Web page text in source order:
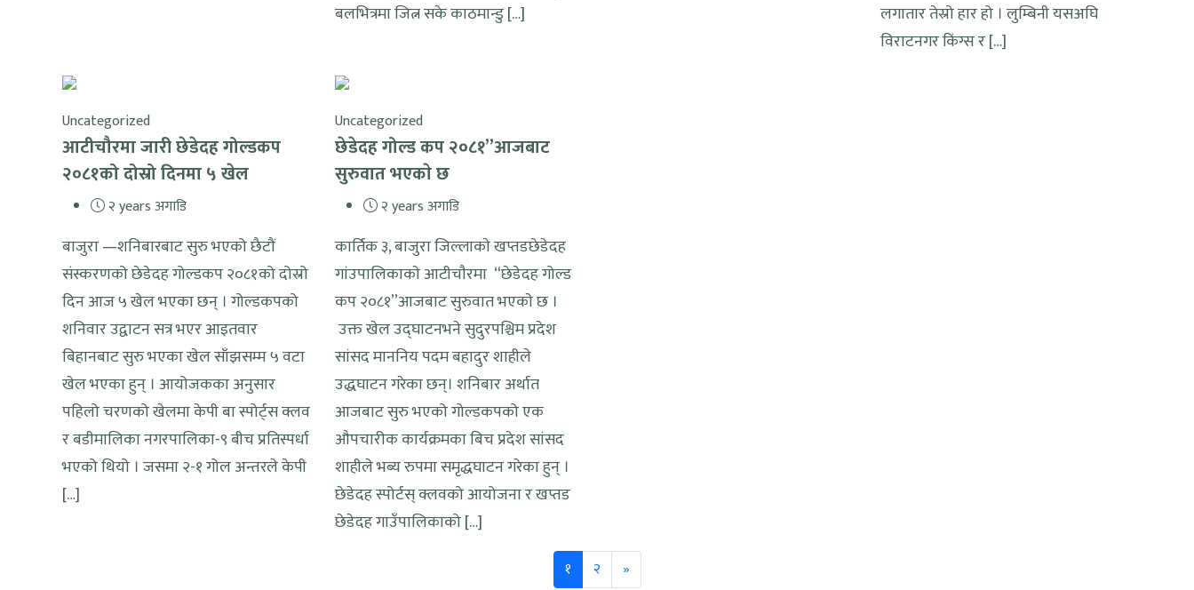
बलभित्रमा जित्न सके काठमान्डु […]
लगातार तेस्रो हार हो । लुम्बिनी यसअघि
विराटनगर किंग्स र […]
Uncategorized
आटीचौरमा जारी छेडेदह गोल्डकप
२०८१को दोस्रो दिनमा ५ खेल
२ years अगाडि
बाजुरा —शनिबारबाट सुरु भएको छैटौं
संस्करणको छेडेदह गोल्डकप २०८१को दोस्रो
दिन आज ५ खेल भएका छन् । गोल्डकपको
शनिवार उद्वाटन सत्र भएर आइतवार
बिहानबाट सुरु भएका खेल साँझसम्म ५ वटा
खेल भएका हुन् । आयोजकका अनुसार
पहिलो चरणको खेलमा केपी बा स्पोर्ट्स क्लव
र बडीमालिका नगरपालिका-९ बीच प्रतिस्पर्धा
भएको थियो । जसमा २-१ गोल अन्तरले केपी
[…]
Uncategorized
छेडेदह गोल्ड कप २०८१”आजबाट
सुरुवात भएकाे छ
२ years अगाडि
कार्तिक ३, बाजुरा जिल्लाकाे खप्तडछेडेदह
गांउपालिकाकाे आटीचाैरमा “छेडेदह गोल्ड
कप २०८१”आजबाट सुरुवात भएकाे छ ।
उक्त खेल उद्घाटनभने सुदुरपश्चिम प्रदेश
सांसद माननिय पदम बहादुर शाहीले
उद्धघाटन गरेका छन्। शनिबार अर्थात
आजबाट सुरु भएको गोल्डकपको एक
औपचारीक कार्यक्रमका बिच प्रदेश सांसद
शाहीले भब्य रुपमा समृद्धघाटन गरेका हुन् ।
छेडेदह स्पोर्टस् क्लवको आयोजना र खप्तड
छेडेदह गाउँपालिकाको […]
१ २ »Next